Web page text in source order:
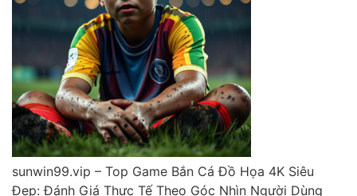
sunwin99.vip – Top Game Bắn Cá Đồ Họa 4K Siêu
Đẹp: Đánh Giá Thực Tế Theo Góc Nhìn Người Dùng